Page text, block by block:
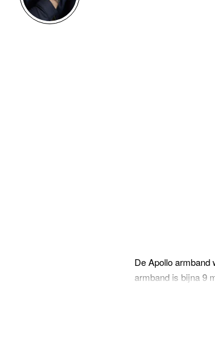
De Apollo armband
armband is bijna 9